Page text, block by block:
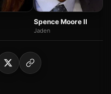
Spence Moore II
Jaden